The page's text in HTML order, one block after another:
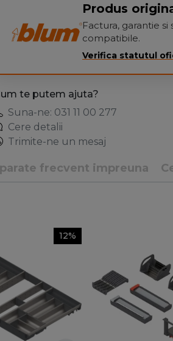
Produs
Factura, garantie
compatibile.
Verifica statutul
te putem ajuta?
Suna-ne: 031 11 00 277
Cere detalii
Trimite-ne un mesaj
frecvent impreuna
12%